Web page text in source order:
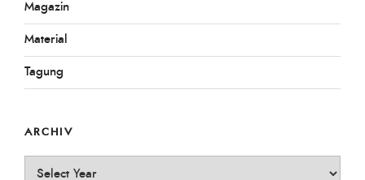
Magazin
Material
Tagung
ARCHIV